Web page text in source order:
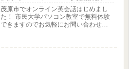
い。
茂原市でオンライン英会話はじめまし
た！ 市民大学パソコン教室で無料体験
できますのでお気軽にお問い合わせく